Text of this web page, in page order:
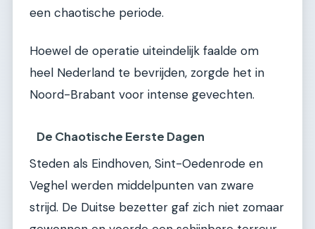
een chaotische periode.
Hoewel de operatie uiteindelijk faalde om
heel Nederland te bevrijden, zorgde het in
Noord-Brabant voor intense gevechten.
De Chaotische Eerste Dagen
Steden als Eindhoven, Sint-Oedenrode en
Veghel werden middelpunten van zware
strijd. De Duitse bezetter gaf zich niet zomaar